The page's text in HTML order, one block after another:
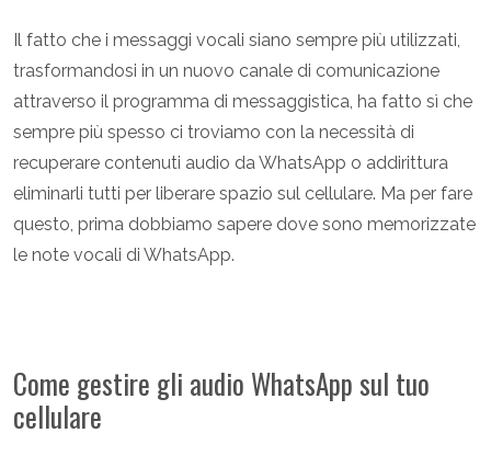
Il fatto che i messaggi vocali siano sempre più utilizzati,
trasformandosi in un nuovo canale di comunicazione
attraverso il programma di messaggistica, ha fatto sì che
sempre più spesso ci troviamo con la necessità di
recuperare contenuti audio da WhatsApp o addirittura
eliminarli tutti per liberare spazio sul cellulare. Ma per fare
questo, prima dobbiamo sapere dove sono memorizzate
le note vocali di WhatsApp.
Come gestire gli audio WhatsApp sul tuo
cellulare